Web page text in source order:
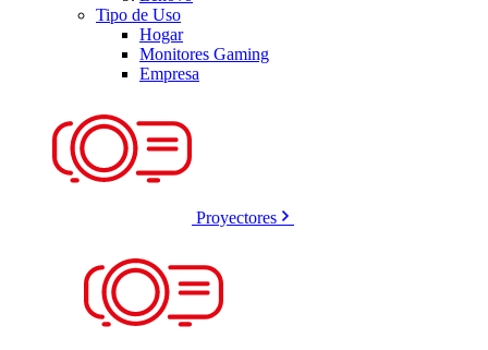
Tipo de Uso
Hogar
Monitores Gaming
Empresa
Proyectores